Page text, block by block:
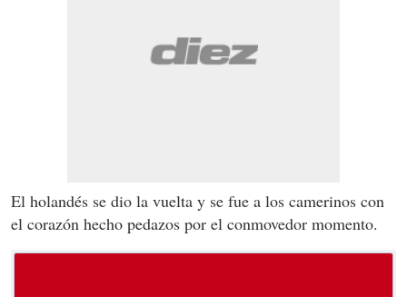
El holandés se dio la vuelta y se fue a los camerinos con
el corazón hecho pedazos por el conmovedor momento.